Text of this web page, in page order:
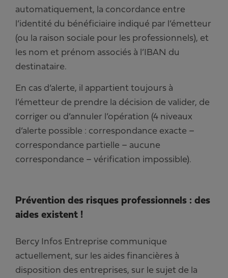
automatiquement, la concordance entre
l’identité du bénéficiaire indiqué par l’émetteur
(ou la raison sociale pour les professionnels), et
les nom et prénom associés à l’IBAN du
destinataire.
En cas d’alerte, il appartient toujours à
l’émetteur de prendre la décision de valider, de
corriger ou d’annuler l’opération (4 niveaux
d’alerte possible : correspondance exacte –
correspondance partielle – aucune
correspondance – vérification impossible).
Prévention des risques professionnels : des
aides existent !
Bercy Infos Entreprise communique
actuellement, sur les aides financières à
disposition des entreprises, sur le sujet de la